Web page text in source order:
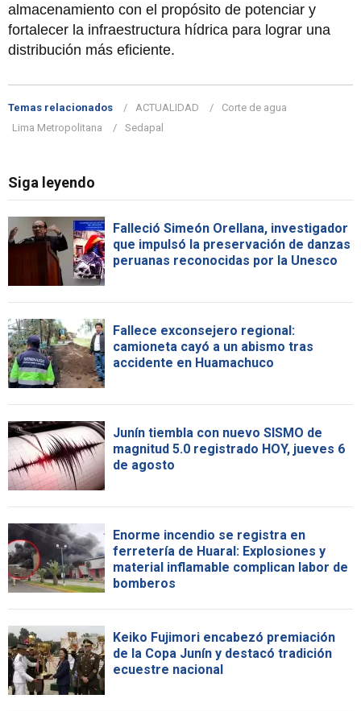
almacenamiento con el propósito de potenciar y
fortalecer la infraestructura hídrica para lograr una
distribución más eficiente.
Temas relacionados ACTUALIDAD
Corte de agua
Lima Metropolitana
Sedapal
Siga leyendo
Falleció Simeón Orellana, investigador
que impulsó la preservación de danzas
peruanas reconocidas por la Unesco
Fallece exconsejero regional:
camioneta cayó a un abismo tras
accidente en Huamachuco
Junín tiembla con nuevo SISMO de
magnitud 5.0 registrado HOY, jueves 6
de agosto
Enorme incendio se registra en
ferretería de Huaral: Explosiones y
material inflamable complican labor de
bomberos
Keiko Fujimori encabezó premiación
de la Copa Junín y destacó tradición
ecuestre nacional